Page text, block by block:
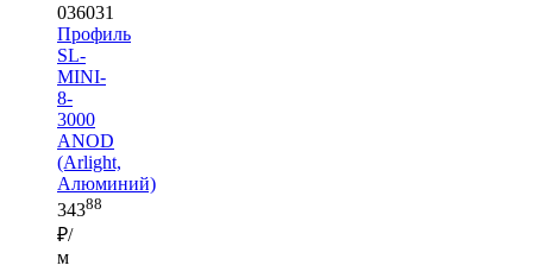
036031
Профиль
SL-
MINI-
8-
3000
ANOD
(Arlight,
Алюминий)
34388
₽/
м